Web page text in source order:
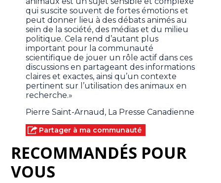
qui suscite souvent de fortes émotions et
peut donner lieu à des débats animés au
sein de la société, des médias et du milieu
politique. Cela rend d’autant plus
important pour la communauté
scientifique de jouer un rôle actif dans ces
discussions en partageant des informations
claires et exactes, ainsi qu’un contexte
pertinent sur l’utilisation des animaux en
recherche.»
Pierre Saint-Arnaud, La Presse Canadienne
Partager à ma communauté
RECOMMANDÉS POUR
VOUS